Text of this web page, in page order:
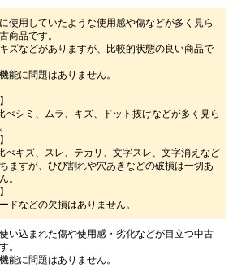
使用していたような使用感や傷などが多く見ら
商品です。
ズなどがありますが、比較的状態の良い商品で
能に問題はありません。
べシミ、ムラ、キズ、ドット抜けなどが多く見ら
べキズ、スレ、テカリ、文字スレ、文字消えなど
ますが、ひび割れや穴あきなどの破損は一切あ
。
ドなどの欠損はありません。
い込まれた傷や使用感・劣化などが目立つ中古
。
能に問題はありません。